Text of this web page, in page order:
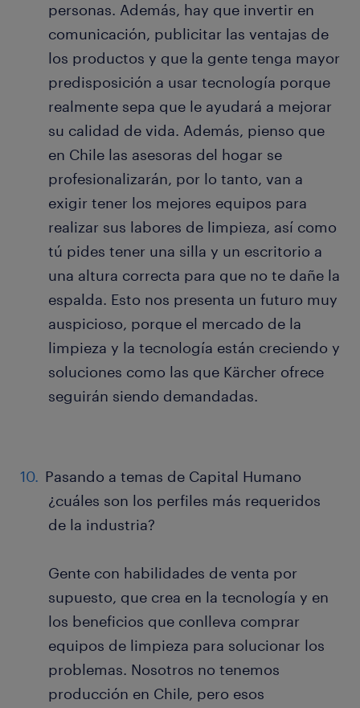
personas. Además, hay que invertir en
comunicación, publicitar las ventajas de
los productos y que la gente tenga mayor
predisposición a usar tecnología porque
realmente sepa que le ayudará a mejorar
su calidad de vida. Además, pienso que
en Chile las asesoras del hogar se
profesionalizarán, por lo tanto, van a
exigir tener los mejores equipos para
realizar sus labores de limpieza, así como
tú pides tener una silla y un escritorio a
una altura correcta para que no te dañe la
espalda. Esto nos presenta un futuro muy
auspicioso, porque el mercado de la
limpieza y la tecnología están creciendo y
soluciones como las que Kärcher ofrece
seguirán siendo demandadas.
Pasando a temas de Capital Humano
¿cuáles son los perfiles más requeridos
de la industria?
Gente con habilidades de venta por
supuesto, que crea en la tecnología y en
los beneficios que conlleva comprar
equipos de limpieza para solucionar los
problemas. Nosotros no tenemos
producción en Chile, pero esos